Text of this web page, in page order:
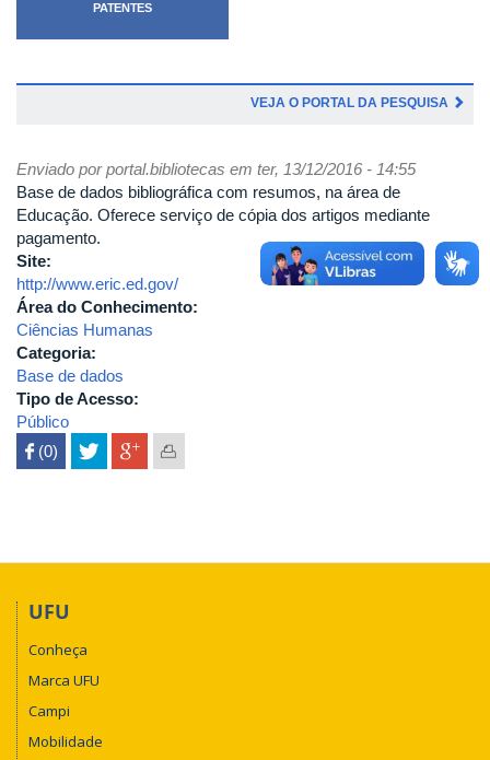
PATENTES
VEJA O PORTAL DA PESQUISA
Enviado porportal.bibliotecas em ter, 13/12/2016 - 14:55
Base de dados bibliográfica com resumos, na área de
Educação. Oferece serviço de cópia dos artigos mediante
pagamento.
Site:
http://www.eric.ed.gov/
Área do Conhecimento:
Ciências Humanas
Categoria:
Base de dados
Tipo de Acesso:
Público
 (0)
UFU
Conheça
Marca UFU
Campi
Mobilidade